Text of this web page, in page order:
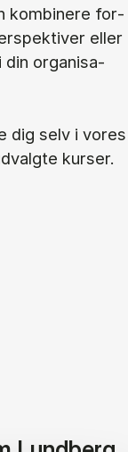
kom­bi­ne­re for­
el­ler
din or­ga­ni­sa­
dig selv i vo­res
kur­ser.